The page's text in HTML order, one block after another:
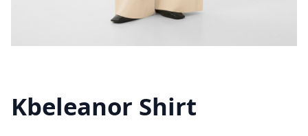
Kbeleanor Shirt